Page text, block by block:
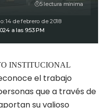
a las 9:53 PM
14 de febrero de 2018
5 lectura mínima
INSTITUCIONAL
el trabajo
que a través de
su valioso